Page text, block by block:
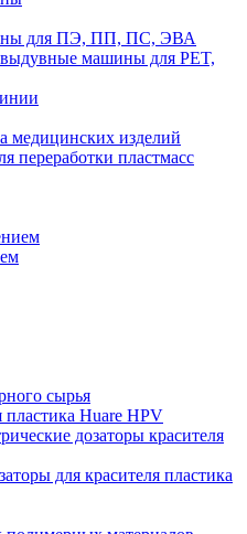
для ПЭ, ПП, ПС, ЭВА
машины для PET,
медицинских изделий
переработки пластмасс
сырья
Huare HPV
дозаторы красителя
для красителя пластика